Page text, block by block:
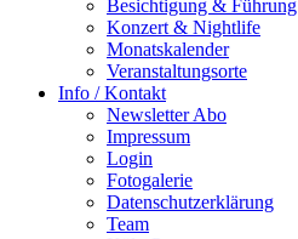
Besichtigung & Führung
Konzert & Nightlife
Monatskalender
Veranstaltungsorte
Info / Kontakt
Newsletter Abo
Impressum
Login
Fotogalerie
Datenschutzerklärung
Team